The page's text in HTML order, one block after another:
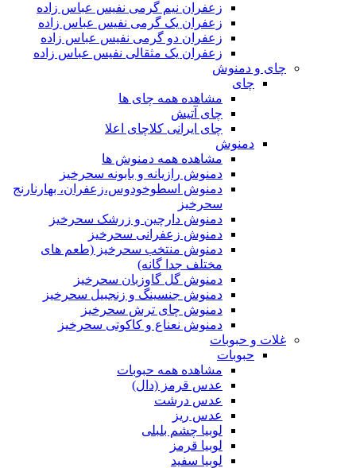
زعفران نیم گرمی نفیس عباس زاده
زعفران یک گرمی نفیس عباس زاده
زعفران دو گرمی نفیس عباس زاده
زعفران یک مثقالی نفیس عباس زاده
چای و دمنوش
چای
مشاهده همه چای ها
چای آتیش
چای ایرانی کلاچای اعلا
دمنوش
مشاهده همه دمنوش ها
دمنوش رازیانه و بابونه سحرخیز
دمنوش اسطوخودوس،زعفران، بهارنارنج
سحرخیز
دمنوش دارچین و زرشک سحرخیز
دمنوش زعفرانی سحرخیز
دمنوش منتخب سحرخیز (طعم های
مختلف جدا گانه)
دمنوش گل گاوزبان سحرخیز
دمنوش جنسینگ و زنجبیل سحرخیز
دمنوش چای ترش سحرخیز
دمنوش نعناع و کاکوتی سحرخیز
غلات و حبوبات
حبوبات
مشاهده همه حبوبات
عدس قرمز (دال)
عدس درشت
عدس ریز
لوبیا چشم بلبلی
لوبیا قرمز
لوبیا سفید